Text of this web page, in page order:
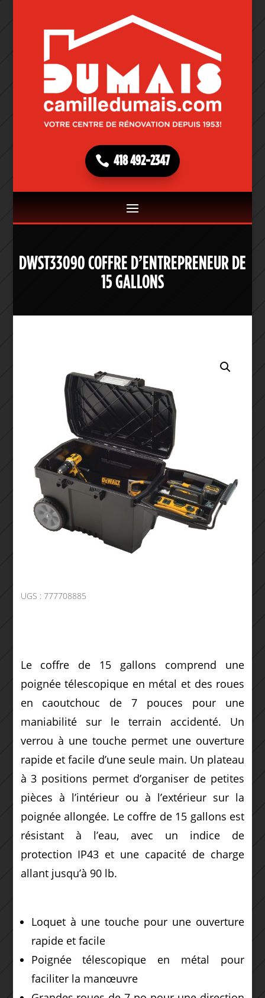
418 492-2347
DWST33090 COFFRE D’ENTREPRENEUR DE
15 GALLONS
UGS : 777708885
Le coffre de 15 gallons comprend une
poignée télescopique en métal et des roues
en caoutchouc de 7 pouces pour une
maniabilité sur le terrain accidenté. Un
verrou à une touche permet une ouverture
rapide et facile d’une seule main. Un plateau
à 3 positions permet d’organiser de petites
pièces à l’intérieur ou à l’extérieur sur la
poignée allongée. Le coffre de 15 gallons est
résistant à l’eau, avec un indice de
protection IP43 et une capacité de charge
allant jusqu’à 90 lb.
Loquet à une touche pour une ouverture
rapide et facile
Poignée télescopique en métal pour
faciliter la manœuvre